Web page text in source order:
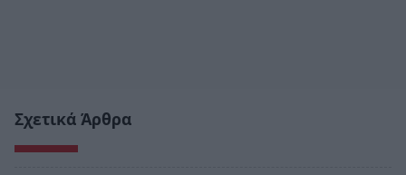
Σχετικά Άρθρα